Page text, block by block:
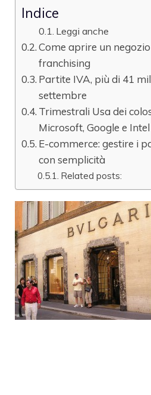
Indice
Leggi anche
Come aprire un
franchising
Partite IVA, più di 41
settembre
Trimestrali Usa dei
Microsoft, Google e Intel
E-commerce: gestire i
con semplicità
Related posts: